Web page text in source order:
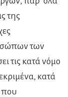
της
των
τις κατά νόμο
κατά
που